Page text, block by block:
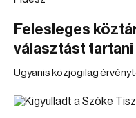
Felesleges
választást tartani
Ugyanis közjogilag